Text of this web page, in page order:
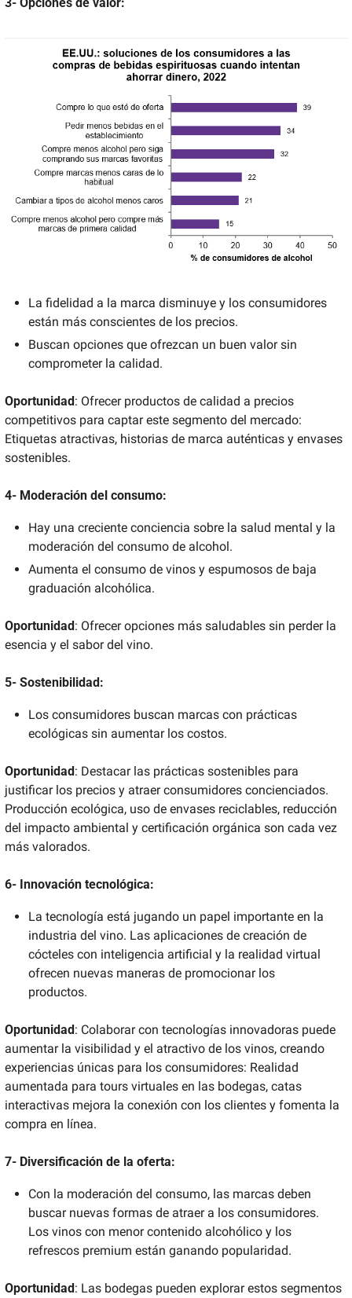
La fidelidad a la marca disminuye y los consumidores
están más conscientes de los precios.
Buscan opciones que ofrezcan un buen valor sin
comprometer la calidad.
Oportunidad: Ofrecer productos de calidad a precios
competitivos para captar este segmento del mercado:
Etiquetas atractivas, historias de marca auténticas y envases
sostenibles.
4- Moderación del consumo:
Hay una creciente conciencia sobre la salud mental y la
moderación del consumo de alcohol.
Aumenta el consumo de vinos y espumosos de baja
graduación alcohólica.
Oportunidad: Ofrecer opciones más saludables sin perder la
esencia y el sabor del vino.
5- Sostenibilidad:
Los consumidores buscan marcas con prácticas
ecológicas sin aumentar los costos.
Oportunidad: Destacar las prácticas sostenibles para
justificar los precios y atraer consumidores concienciados.
Producción ecológica, uso de envases reciclables, reducción
del impacto ambiental y certificación orgánica son cada vez
más valorados.
6- Innovación tecnológica:
La tecnología está jugando un papel importante en la
industria del vino. Las aplicaciones de creación de
cócteles con inteligencia artificial y la realidad virtual
ofrecen nuevas maneras de promocionar los
productos.
Oportunidad: Colaborar con tecnologías innovadoras puede
aumentar la visibilidad y el atractivo de los vinos, creando
experiencias únicas para los consumidores: Realidad
aumentada para tours virtuales en las bodegas, catas
interactivas mejora la conexión con los clientes y fomenta la
compra en línea.
7- Diversificación de la oferta:
Con la moderación del consumo, las marcas deben
buscar nuevas formas de atraer a los consumidores.
Los vinos con menor contenido alcohólico y los
refrescos premium están ganando popularidad.
Oportunidad: Las bodegas pueden explorar estos segmentos